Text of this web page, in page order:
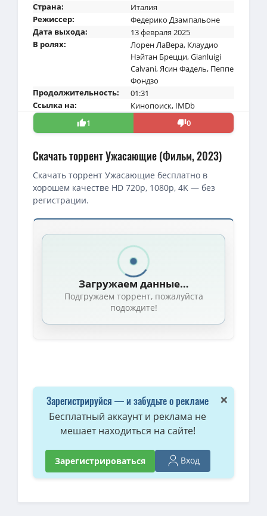
Страна:
Италия
Режиссер:
Федерико Дзампальоне
Дата выхода:
13 февраля 2025
В ролях:
Лорен ЛаВера, Клаудио
Нэйтан Брецци,Gianluigi
Calvani,Ясин Фадель, Пеппе
Фондзо
Продолжительность:
01:31
Ссылка на:
Кинопоиск, IMDb
1
0
Скачать торрент Ужасающие (Фильм, 2023)
Скачать торрент Ужасающие бесплатно в
хорошем качестве HD 720p, 1080p, 4K — без
регистрации.
Загружаем данные…
Подгружаем торрент, пожалуйста
подождите!
×
Зарегистрируйся — и забудьте о рекламе
Бесплатный аккаунт и реклама не
мешает находиться на сайте!
Зарегистрироваться Вход